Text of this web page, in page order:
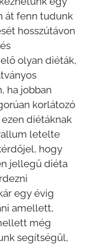
át fenn tudunk
hosszútávon
olyan diéták,
ha jobban
korlátozó
diétáknak
letelte
hogy
jellegű diéta
egy évig
amellett,
még
segítségül,